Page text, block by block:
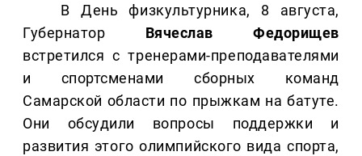
В День физкультурника, 8 августа,
Губернатор Вячеслав Федорищев
встретился с тренерами-преподавателями
и спортсменами сборных команд
Самарской области по прыжкам на батуте.
Они обсудили вопросы поддержки и
развития этого олимпийского вида спорта,